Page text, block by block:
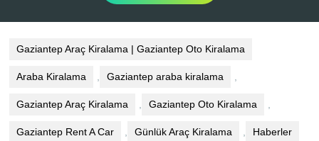
Gaziantep Araç Kiralama | Gaziantep Oto Kiralama
Araba Kiralama , Gaziantep araba kiralama ,
Gaziantep Araç Kiralama , Gaziantep Oto Kiralama ,
Gaziantep Rent A Car , Günlük Araç Kiralama , Haberler